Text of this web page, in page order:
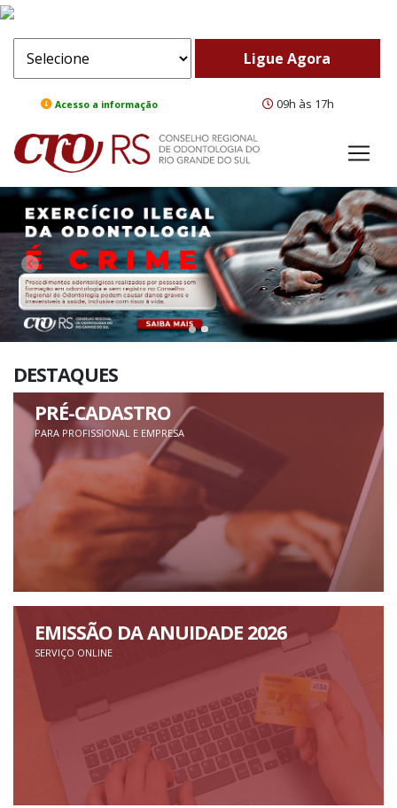
Acesso a informação 09h às 17h
ComeBack
DESTAQUES
PRÉ-CADASTRO
PARA PROFISSIONAL E EMPRESA
EMISSÃO DA ANUIDADE 2026
SERVIÇO ONLINE